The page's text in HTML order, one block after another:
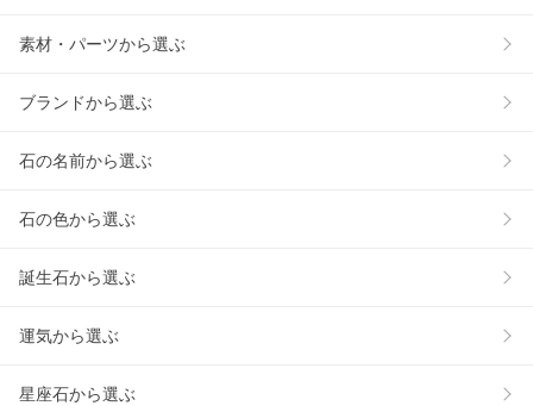
素材・パーツから選ぶ
ブランドから選ぶ
石の名前から選ぶ
石の色から選ぶ
誕生石から選ぶ
運気から選ぶ
星座石から選ぶ